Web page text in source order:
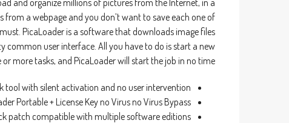
and organize millions of pictures from the Internet, in a
a webpage and you don’t want to save each one of
PicaLoader is a software that downloads image files
user interface. All you have to do is start a new
more tasks, and PicaLoader will start the job in no time.
tool with silent activation and no user intervention
Portable + License Key no Virus no Virus Bypass
patch compatible with multiple software editions